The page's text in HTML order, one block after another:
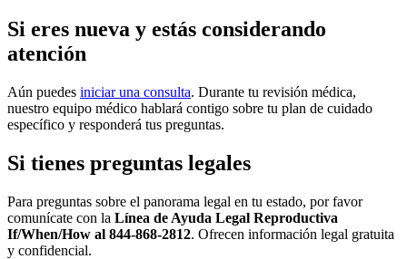
Si eres nueva y estás considerando
atención
Aún puedes iniciar una consulta. Durante tu revisión médica,
nuestro equipo médico hablará contigo sobre tu plan de cuidado
específico y responderá tus preguntas.
Si tienes preguntas legales
Para preguntas sobre el panorama legal en tu estado, por favor
comunícate con la Línea de Ayuda Legal Reproductiva
If/When/How al 844-868-2812. Ofrecen información legal gratuita
y confidencial.